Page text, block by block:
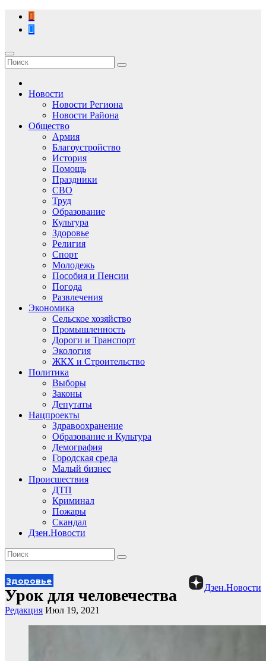
Перейти
содержимому
Новости
Новости Региона
Новости Района
Общество
Армия
Благоустройство
История
Помощь
Праздники
СВО
Труд
Образование
Культура
Здоровье
Религия
Спорт
Молодежь
Пособия и Пенсии
Погода
Развлечения
Экономика
Сельское хозяйство
Промышленность
Дороги и Транспорт
Экология
ЖКХ и Строительство
Политика
Выборы
Законы
Депутаты
Нацпроекты
Здравоохранение
Образование и Культура
Демография
Городская среда
Малый бизнес
Происшествия
ДТП
Криминал
Пожары
Скандал
Дзен.Новости
Дзен.Новости
Здоровье
Урок для человечества
Редакция Июл 19, 2021